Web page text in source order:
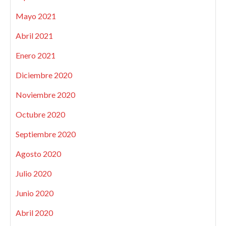
Mayo 2021
Abril 2021
Enero 2021
Diciembre 2020
Noviembre 2020
Octubre 2020
Septiembre 2020
Agosto 2020
Julio 2020
Junio 2020
Abril 2020